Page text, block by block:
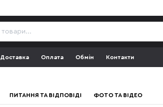
Доставка Оплата Обмін Контакти
ПИТАННЯ ТА ВІДПОВІДІ ФОТО ТА ВІДЕО